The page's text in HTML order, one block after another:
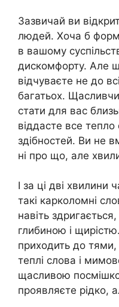
Зазвичай ви
людей. Хоча б
в вашому
дискомфорту. Але
відчуваєте не до
багатьох.
стати для вас
віддасте все
здібностей. Ви не
ні про що, але
І за ці дві хвилини
такі карколомні
навіть
глибиною і
приходить до тями,
теплі слова і
щасливою
проявляєте рідко,